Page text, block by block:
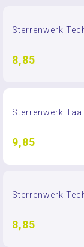
Sterrenwerk
8,85
Sterrenwerk
9,85
Sterrenwerk
8,85